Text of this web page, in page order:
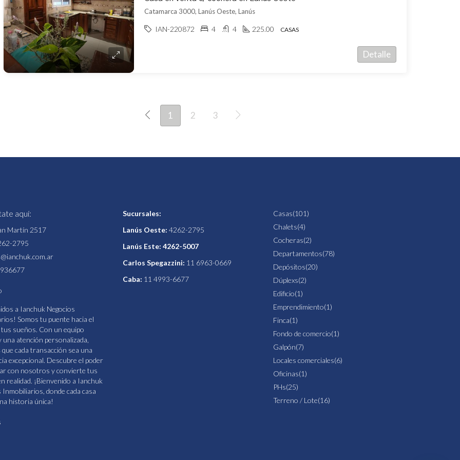
Catamarca 3000, Lanús Oeste, Lanús
IAN-220872 4 4 225.00 CASAS
Detalle
1 2 3
aquí:
Martín 2517
2795
a Ianchuk Negocios
Somos tu puente hacia el
tus sueños. Con un equipo
una atención personalizada,
que cada transacción sea una
excepcional. Descubre el poder
con nosotros y convierte tus
realidad. ¡Bienvenido a Ianchuk
Inmobiliarios, donde cada casa
historia única!
Sucursales:
Lanús Oeste: 4262-2795
Lanús Este: 4262-5007
Carlos Spegazzini: 11 6963-0669
Caba: 11 4993-6677
Casas(101)
Chalets(4)
Cocheras(2)
Departamentos(78)
Depósitos(20)
Dúplexs(2)
Edificio(1)
Emprendimiento(1)
Finca(1)
Fondo de comercio(1)
Galpón(7)
Locales comerciales(6)
Oficinas(1)
PHs(25)
Terreno / Lote(16)